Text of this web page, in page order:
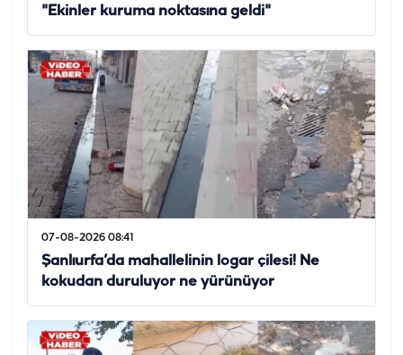
"Ekinler kuruma noktasına geldi"
07-08-2026 08:41
Şanlıurfa’da mahallelinin logar çilesi! Ne
kokudan duruluyor ne yürünüyor